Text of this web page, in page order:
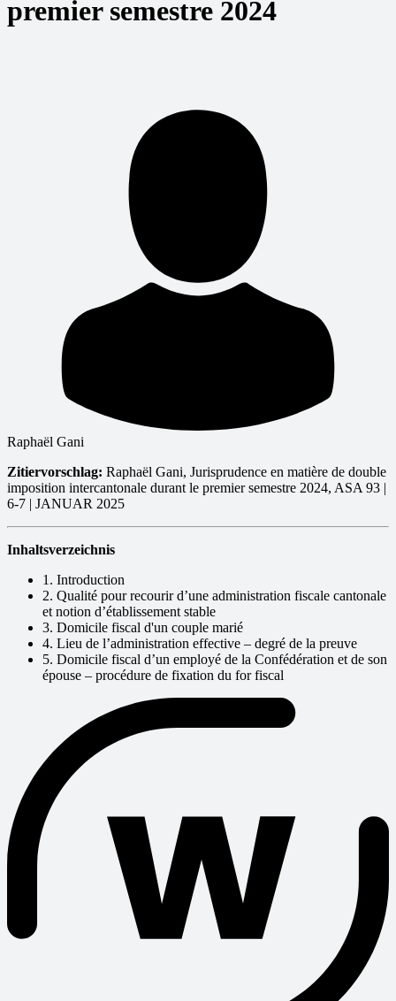
premier semestre 2024
Raphaël Gani
Zitiervorschlag: Raphaël Gani, Jurisprudence en matière de double
imposition intercantonale durant le premier semestre 2024, ASA 93 |
6-7 | JANUAR 2025
Inhaltsverzeichnis
1. Introduction
2. Qualité pour recourir d’une administration fiscale cantonale
et notion d’établissement stable
3. Domicile fiscal d'un couple marié
4. Lieu de l’administration effective – degré de la preuve
5. Domicile fiscal d’un employé de la Confédération et de son
épouse – procédure de fixation du for fiscal